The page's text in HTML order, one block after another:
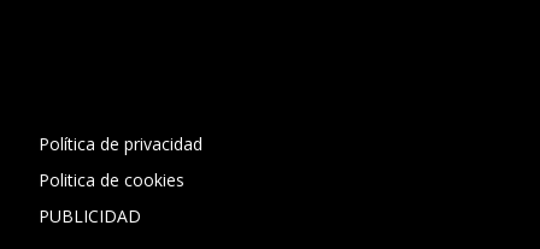
Política de privacidad
Politica de cookies
PUBLICIDAD